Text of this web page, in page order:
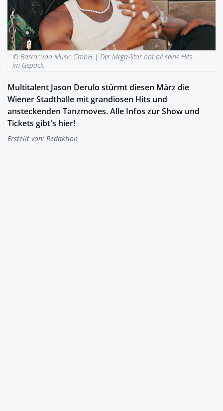
© Barracuda Music GmbH |Der Mega-Star hat all seine Hits
im Gepäck.
Multitalent Jason Derulo stürmt diesen März die
Wiener Stadthalle mit grandiosen Hits und
ansteckenden Tanzmoves. Alle Infos zur Show und
Tickets gibt's hier!
Erstellt von: Redaktion